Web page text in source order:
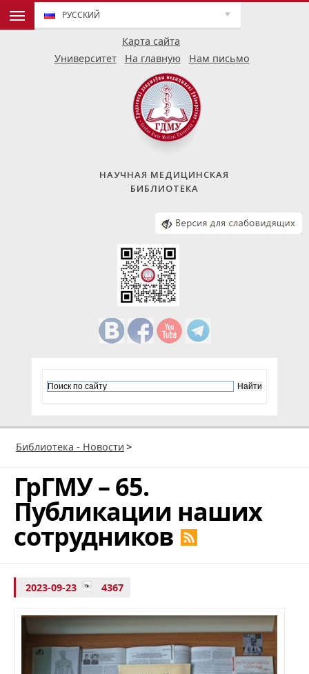
Карта сайта
РУССКИЙ
Университет На главную Нам письмо
НАУЧНАЯ МЕДИЦИНСКАЯ
БИБЛИОТЕКА
Библиотека - Новости >
ГрГМУ – 65.
Публикации наших
сотрудников
2023-09-23 4367